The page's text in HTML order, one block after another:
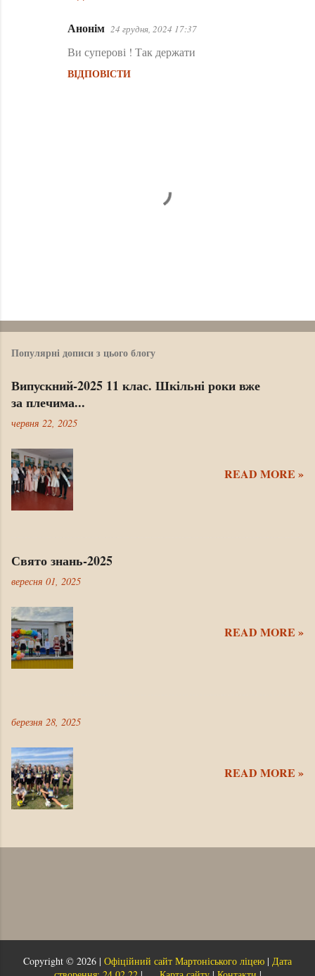
Анонім 24 грудня, 2024 17:37
Ви суперові ! Так держати
ВІДПОВІСТИ
Д
о
п
с
а
и
к
о
м
е
н
р
Популярні дописи з цього блогу
Випускний-2025 11 клас. Шкільні роки вже
за плечима...
червня 22, 2025
READ MORE »
Свято знань-2025
вересня 01, 2025
READ MORE »
березня 28, 2025
READ MORE »
Copyright © 2026 | Офіційний сайт Мартоніського ліцею | Дата